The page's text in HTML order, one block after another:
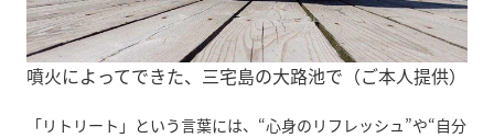
噴火によってできた、三宅島の大路池で（ご本人提供）
「リトリート」という言葉には、“心身のリフレッシュ”や“自分